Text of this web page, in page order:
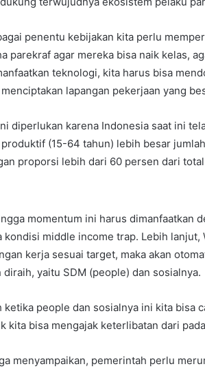
penentu kebijakan kita perlu
parekraf agar mereka bisa naik kelas,
teknologi, kita harus bisa
lapangan pekerjaan yang
diperlukan karena Indonesia saat ini
(15-64 tahun) lebih besar
proporsi lebih dari 60 persen dari
momentum ini harus dimanfaatkan
kondisi middle income trap. Lebih
kerja sesuai target, maka akan
diraih, yaitu SDM (people) dan sosialnya.
ketika people dan sosialnya ini kita bisa
kita bisa mengajak keterlibatan dari
menyampaikan, pemerintah perlu